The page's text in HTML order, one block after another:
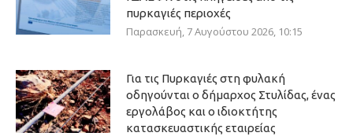
πυρκαγιές περιοχές
Παρασκευή, 7 Αυγούστου 2026, 10:15
Για τις Πυρκαγιές στη φυλακή
οδηγούνται ο δήμαρχος Στυλίδας, ένας
εργολάβος και ο ιδιοκτήτης
κατασκευαστικής εταιρείας